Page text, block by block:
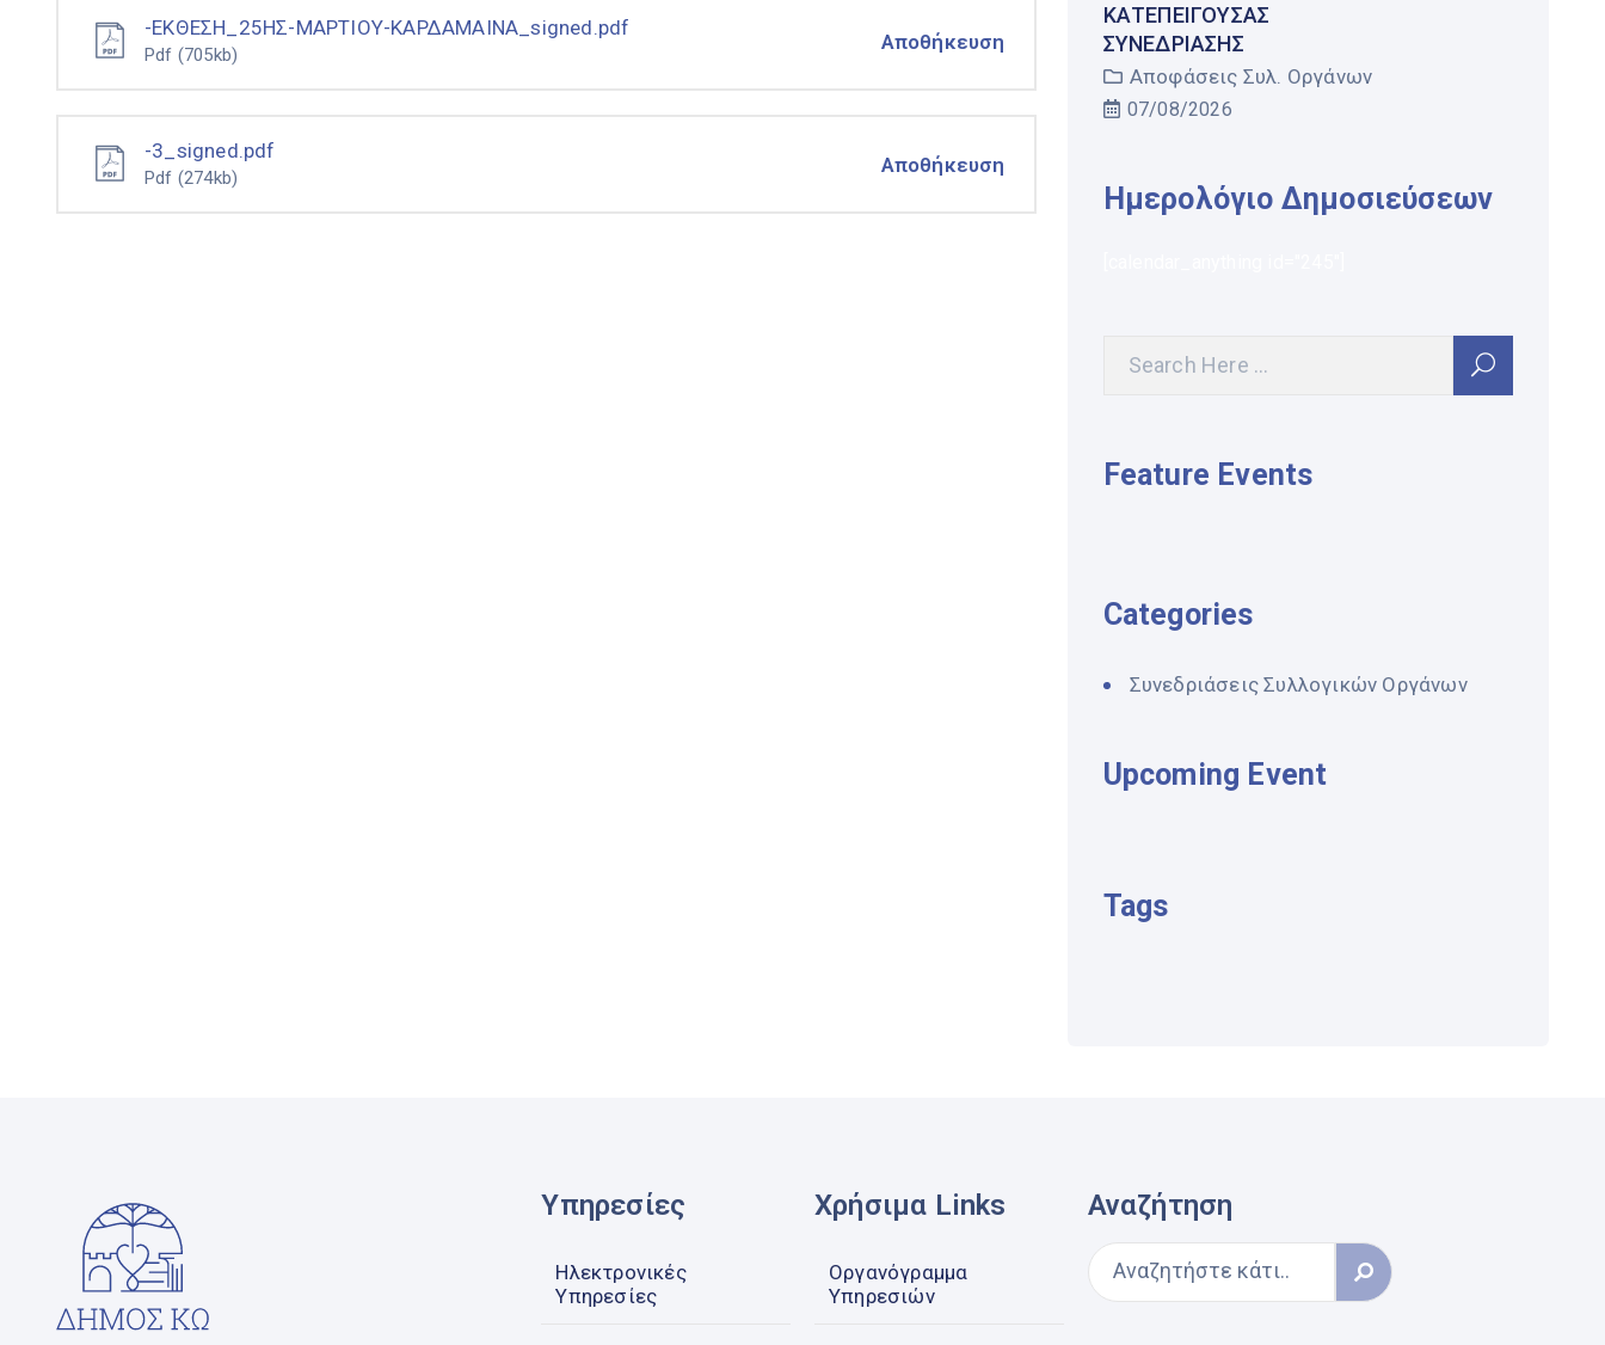
-ΕΚΘΕΣΗ_25ΗΣ-ΜΑΡΤΙΟΥ-ΚΑΡΔΑΜΑΙΝΑ_signed.pdf
Pdf (705kb)
Αποθήκευση
-3_signed.pdf
Pdf (274kb)
Αποθήκευση
ΚΑΤΕΠΕΊΓΟΥΣΑΣ
ΣΥΝΕΔΡΊΑΣΗΣ
Αποφάσεις Συλ. Οργάνων
07/08/2026
Ημερολόγιο Δημοσιεύσεων
Feature Events
Categories
Συνεδριάσεις Συλλογικών Οργάνων
Upcoming Event
Tags
Υπηρεσίες
Ηλεκτρονικές
Υπηρεσίες
Χρήσιμα Links
Οργανόγραμμα
Υπηρεσιών
Αναζήτηση